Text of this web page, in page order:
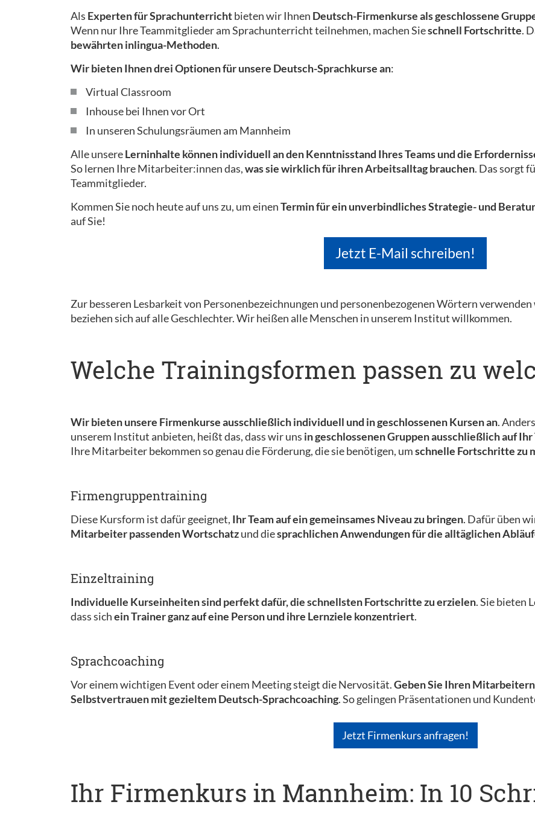
Als Experten für Sprachunterrichtbieten wir Ihnen Deutsch-Firmenkurse als geschlossene
Wenn nur Ihre Teammitglieder am Sprachunterricht teilnehmen, machen Sieschnell Fortschritte.
bewährten inlingua-Methoden.
Wir bieten Ihnen drei Optionen für unsere Deutsch-Sprachkurse an:
Virtual Classroom
Inhouse bei Ihnen vor Ort
In unseren Schulungsräumen am Mannheim
Alle unsereLerninhalte können individuell an den Kenntnisstand Ihres Teams und die
So lernen Ihre Mitarbeiter:innen das,was sie wirklich für ihren Arbeitsalltag brauchen. Das sorgt
Teammitglieder.
Kommen Sie noch heute auf uns zu, um einenTermin für ein unverbindliches Strategie- und
auf Sie!
Jetzt E-Mail schreiben!
Zur besseren Lesbarkeit von Personenbezeichnungen und personenbezogenen Wörtern
beziehen sich auf alle Geschlechter. Wir heißen alle Menschen in unserem Institut willkommen.
Welche Trainingsformen passen zu
Wir bieten unsere Firmenkurse ausschließlich individuell und in geschlossenen Kursen an.
unserem Institut anbieten, heißt das, dass wir uns in geschlossenen Gruppen ausschließlich auf
Ihre Mitarbeiter bekommen so genau die Förderung, die sie benötigen, umschnelle Fortschritte zu
Firmengruppentraining
Diese Kursform ist dafür geeignet, Ihr Team auf ein gemeinsames Niveau zu bringen. Dafür üben
Mitarbeiter passenden Wortschatzund diesprachlichen Anwendungen für die alltäglichen
Einzeltraining
Individuelle Kurseinheiten sind perfekt dafür, die schnellsten Fortschritte zu erzielen. Sie bieten
dass sichein Trainer ganz auf eine Person und ihre Lernziele konzentriert.
Sprachcoaching
Vor einem wichtigen Event oder einem Meeting steigt die Nervosität.Geben Sie Ihren
Selbstvertrauen mit gezieltem Deutsch-Sprachcoaching. So gelingen Präsentationen und
Jetzt Firmenkurs anfragen!
Ihr Firmenkurs in Mannheim: In 10